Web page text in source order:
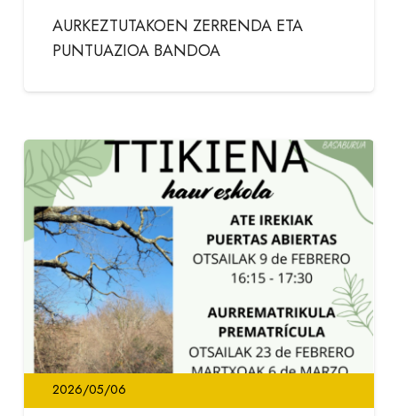
AURKEZTUTAKOEN ZERRENDA ETA
PUNTUAZIOA BANDOA
2026/05/06